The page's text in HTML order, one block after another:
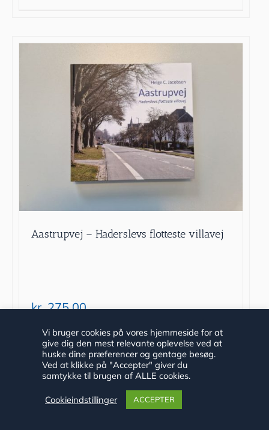
Aastrupvej – Haderslevs flotteste villavej
kr.275.00
Tilføj til kurv Detaljer
Vi bruger cookies på vores hjemmeside for at
give dig den mest relevante oplevelse ved at
huske dine præferencer og gentage besøg.
Ved at klikke på "Accepter" giver du
samtykke til brugen af ALLE cookies.
Cookieindstillinger ACCEPTER